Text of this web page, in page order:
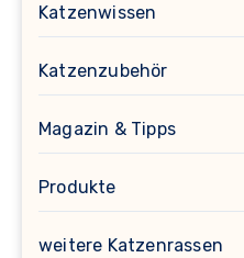
Katzenwissen
Katzenzubehör
Magazin & Tipps
Produkte
weitere Katzenrassen